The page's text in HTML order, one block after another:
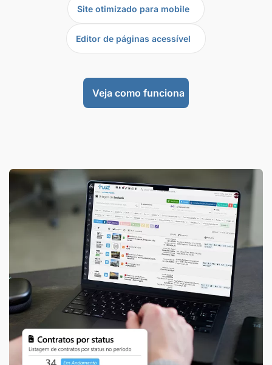
Site otimizado para mobile
Editor de páginas acessível
Veja como funciona